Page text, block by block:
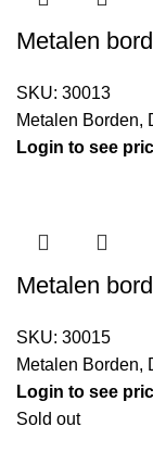
Metalen
SKU: 30013
Metalen Borden,
Login to see
Metalen
SKU: 30015
Metalen Borden,
Login to see
Sold out